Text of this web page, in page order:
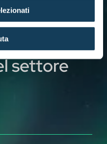
sulle
e sviluppi
settore